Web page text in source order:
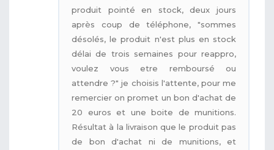
produit pointé en stock, deux jours
après coup de téléphone, "sommes
désolés, le produit n'est plus en stock
délai de trois semaines pour reappro,
voulez vous etre remboursé ou
attendre ?" je choisis l'attente, pour me
remercier on promet un bon d'achat de
20 euros et une boite de munitions.
Résultat à la livraison que le produit pas
de bon d'achat ni de munitions, et